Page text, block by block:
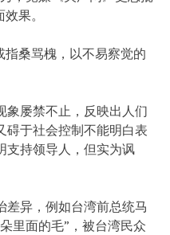
果。
指桑骂槐，以不易察觉的
象屡禁不止，反映出人们
碍于社会控制不能明白表
支持领导人，但实为讽
差异，例如台湾前总统马
里面的毛”，被台湾民众